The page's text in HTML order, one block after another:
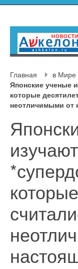
Главная
в Мире
Японские ученые
которые
неотличимыми от